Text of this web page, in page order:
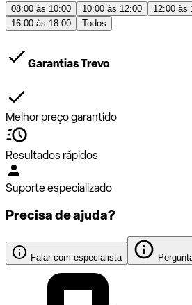
08:00 às 10:00 10:00 às 12:00 12:00 às
16:00 às 18:00
Todos
Garantias Trevo
Melhor preço garantido
Resultados rápidos
Suporte especializado
Precisa de ajuda?
Falar com especialista